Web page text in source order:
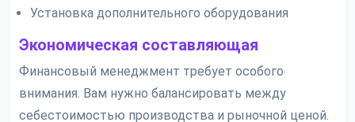
Установка дополнительного оборудования
Экономическая составляющая
Финансовый менеджмент требует особого
внимания. Вам нужно балансировать между
себестоимостью производства и рыночной ценой.